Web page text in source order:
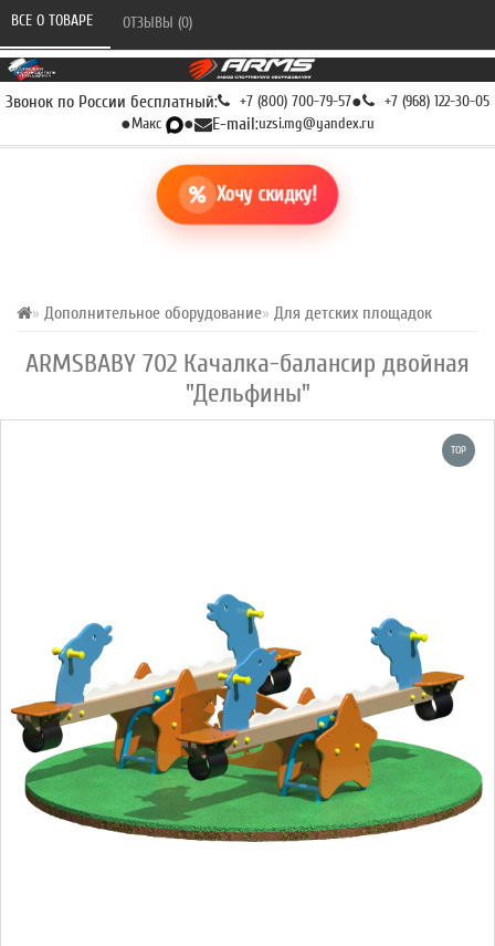
Звонок по России бесплатный: +7 (800) 700-79-57● +7 (968) 122-30-05
●Макс ● E-mail:uzsi.mg@yandex.ru
Хочу скидку!
Дополнительное оборудование Для детских площадок
ARMSBABY 702 Качалка-балансир двойная
"Дельфины"
ВСЕ О ТОВАРЕ ОТЗЫВЫ (0)
TOP